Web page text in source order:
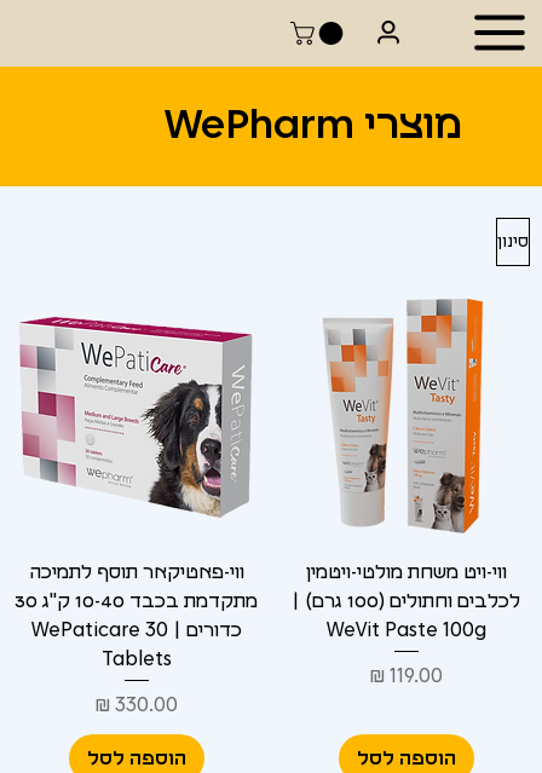
מוצרי WePharm
סינון
ווי-ויט משחת מולטי-ויטמין
לכלבים וחתולים (100 גרם) |
WeVit Paste 100g
מחיר
הוספה לסל
ווי-פאטיקאר תוסף לתמיכה
מתקדמת בכבד 10-40 ק"ג 30
כדורים | WePaticare 30
Tablets
מחיר
הוספה לסל